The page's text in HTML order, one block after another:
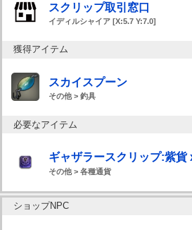
スクリップ取引窓口
イディルシャイア [X:5.7 Y:7.0]
獲得アイテム
スカイスプーン
その他 > 釣具
必要なアイテム
ギャザラースクリップ:紫貨
その他 > 各種通貨
ショップNPC